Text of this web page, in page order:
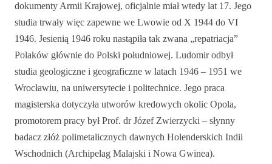
dokumenty Armii Krajowej, oficjalnie miał wtedy lat 17. Jego
studia trwały więc zapewne we Lwowie od X 1944 do VI
1946. Jesienią 1946 roku nastąpiła tak zwana „repatriacja”
Polaków głównie do Polski południowej. Ludomir odbył
studia geologiczne i geograficzne w latach 1946 – 1951 we
Wrocławiu, na uniwersytecie i politechnice. Jego praca
magisterska dotyczyła utworów kredowych okolic Opola,
promotorem pracy był Prof. dr Józef Zwierzycki – słynny
badacz złóż polimetalicznych dawnych Holenderskich Indii
Wschodnich (Archipelag Malajski i Nowa Gwinea).